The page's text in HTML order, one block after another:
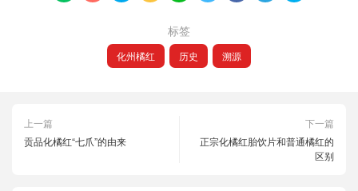
标签
化州橘红 历史 溯源
上一篇
贡品化橘红“七爪”的由来
下一篇
正宗化橘红胎饮片和普通橘红的
区别